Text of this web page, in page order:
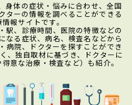
身体の症状・悩みに合わせ、全国
ターの情報を調べることができる
報サイトです。
駅、診療時間、医院の特徴などの
なる症状、病名、検査名などから
病院、ドクターを探すことができ
、独自取材に基づき、ドクターに
意な治療・検査など）も紹介。